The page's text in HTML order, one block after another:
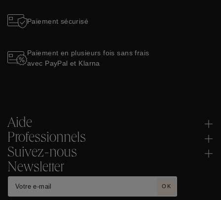
Paiement sécurisé
Paiement en plusieurs fois sans frais
avec PayPal et Klarna
Aide
Professionnels
Suivez-nous
Newsletter
OK